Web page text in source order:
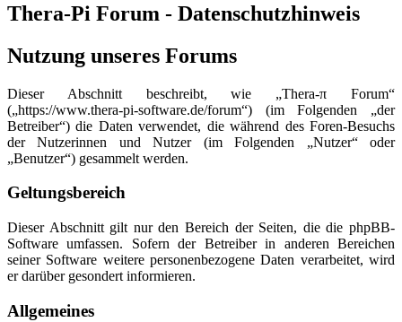
Thera-Pi Forum - Datenschutzhinweis
Nutzung unseres Forums
Dieser Abschnitt beschreibt, wie „Thera-π Forum“
(„https://www.thera-pi-software.de/forum“) (im Folgenden „der
Betreiber“) die Daten verwendet, die während des Foren-Besuchs
der Nutzerinnen und Nutzer (im Folgenden „Nutzer“ oder
„Benutzer“) gesammelt werden.
Geltungsbereich
Dieser Abschnitt gilt nur den Bereich der Seiten, die die phpBB-
Software umfassen. Sofern der Betreiber in anderen Bereichen
seiner Software weitere personenbezogene Daten verarbeitet, wird
er darüber gesondert informieren.
Allgemeines